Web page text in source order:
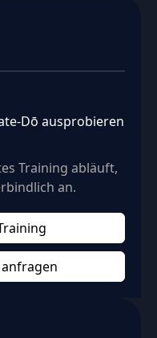
ausprobieren
Training abläuft,
an.